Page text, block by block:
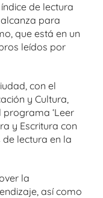
de lectura
para
que está en un
leídos por
con el
y Cultura,
‘Leer
y Escritura con
lectura en la
la
así como